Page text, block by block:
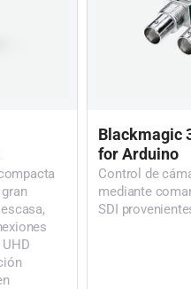
Blackmagic
for Arduino
Control de
mediante
SDI